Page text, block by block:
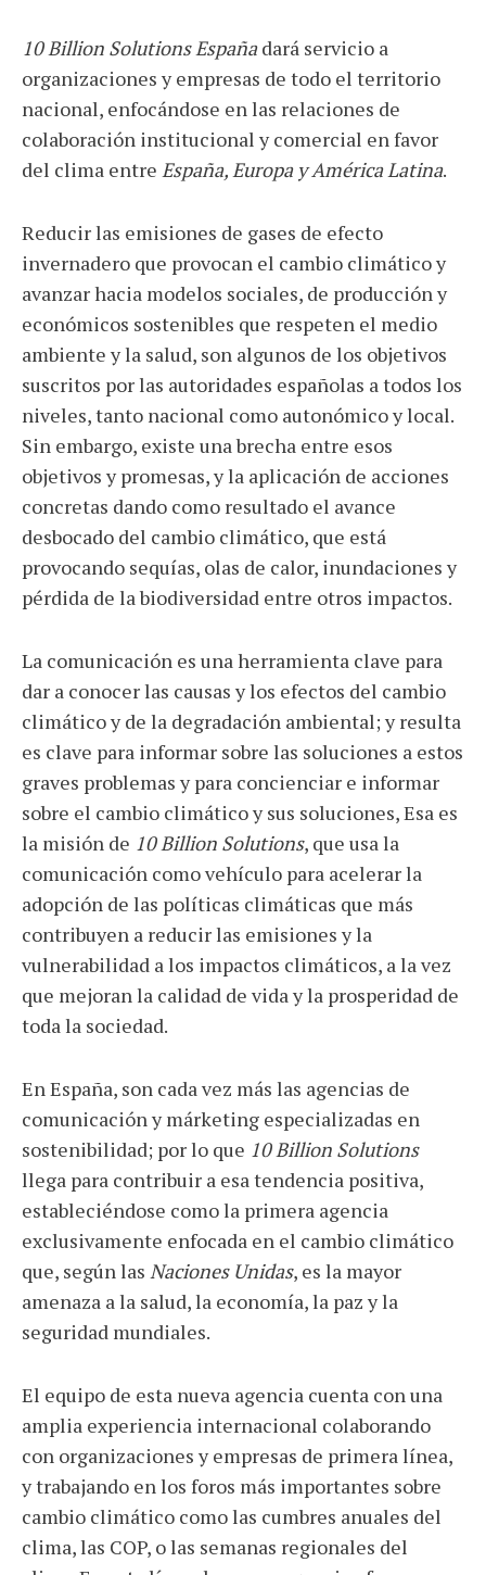
10 Billion Solutions Españadará servicio a
organizaciones y empresas de todo el territorio
nacional, enfocándose en las relaciones de
colaboración institucional y comercial en favor
del clima entre España, Europa y América Latina.
Reducir las emisiones de gases de efecto
invernadero que provocan el cambio climático y
avanzar hacia modelos sociales, de producción y
económicos sostenibles que respeten el medio
ambiente y la salud, son algunos de los objetivos
suscritos por las autoridades españolas a todos los
niveles, tanto nacional como autonómico y local.
Sin embargo, existe una brecha entre esos
objetivos y promesas, y la aplicación de acciones
concretas dando como resultado el avance
desbocado del cambio climático, que está
provocando sequías, olas de calor, inundaciones y
pérdida de la biodiversidad entre otros impactos.
La comunicación es una herramienta clave para
dar a conocer las causas y los efectos del cambio
climático y de la degradación ambiental; y resulta
es clave para informar sobre las soluciones a estos
graves problemas y para concienciar e informar
sobre el cambio climático y sus soluciones, Esa es
la misión de 10 Billion Solutions, que usa la
comunicación como vehículo para acelerar la
adopción de las políticas climáticas que más
contribuyen a reducir las emisiones y la
vulnerabilidad a los impactos climáticos, a la vez
que mejoran la calidad de vida y la prosperidad de
toda la sociedad.
En España, son cada vez más las agencias de
comunicación y márketing especializadas en
sostenibilidad; por lo que 10 Billion Solutions
llega para contribuir a esa tendencia positiva,
estableciéndose como la primera agencia
exclusivamente enfocada en el cambio climático
que, según las Naciones Unidas, es la mayor
amenaza a la salud, la economía, la paz y la
seguridad mundiales.
El equipo de esta nueva agencia cuenta con una
amplia experiencia internacional colaborando
con organizaciones y empresas de primera línea,
y trabajando en los foros más importantes sobre
cambio climático como las cumbres anuales del
clima, las COP, o las semanas regionales del